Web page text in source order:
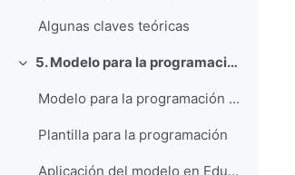
Algunas claves teóricas
Colapsar 5. Modelo para la programación y secuencias didácticas de referencia
Modelo para la programación y secuencias didácticas de referencia
Plantilla para la programación
Aplicación del modelo en Educación Infantil (Materiales 'Rechitando')